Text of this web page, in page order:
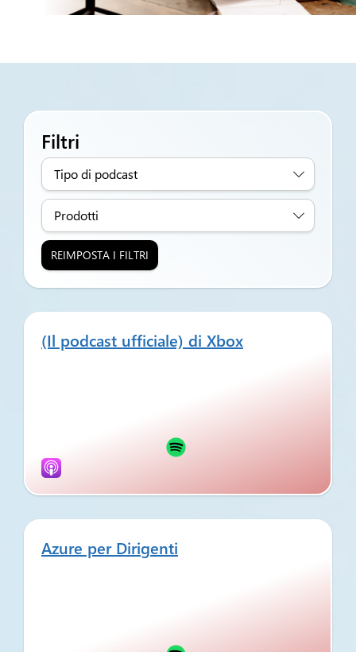
Filtri
Tipo di podcast
Prodotti
REIMPOSTA I FILTRI
(Il podcast ufficiale) di Xbox
Azure per Dirigenti